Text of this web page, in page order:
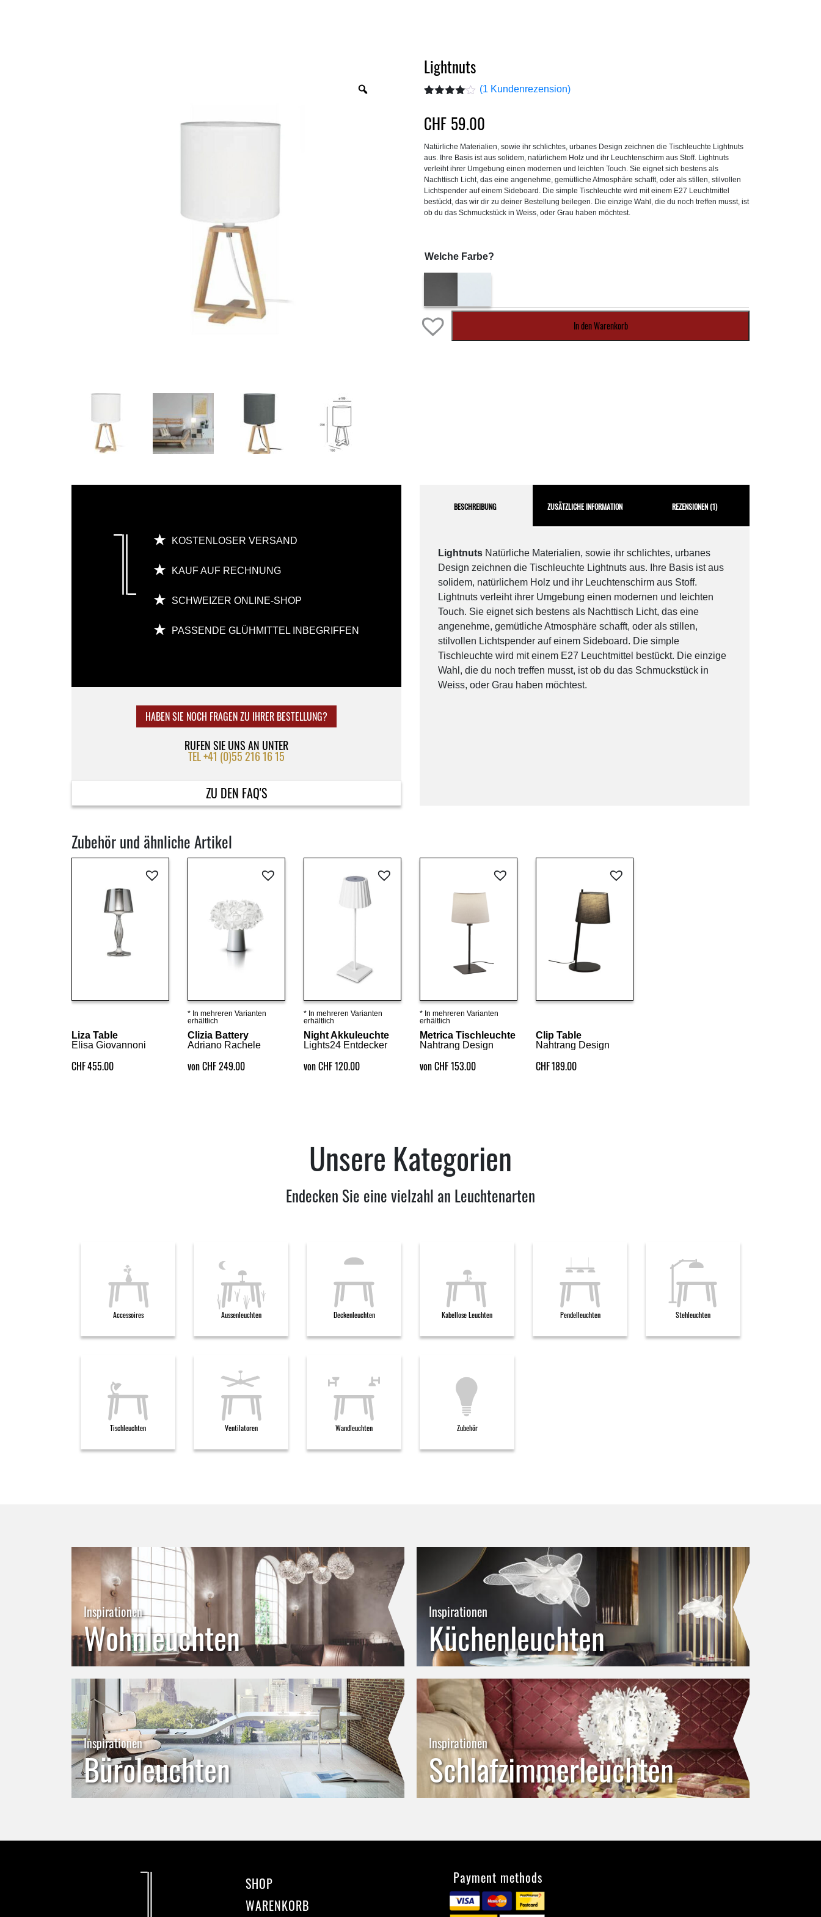
Lightnuts
von 5,
basierend
auf
Kundenbewertung
(1 Kundenrezension)
CHF 59.00
Natürliche Materialien, sowie ihr schlichtes, urbanes Design zeichnen die Tischleuchte Lightnuts
aus. Ihre Basis ist aus solidem, natürlichem Holz und ihr Leuchtenschirm aus Stoff. Lightnuts
verleiht ihrer Umgebung einen modernen und leichten Touch. Sie eignet sich bestens als
Nachttisch Licht, das eine angenehme, gemütliche Atmosphäre schafft, oder als stillen, stilvollen
Lichtspender auf einem Sideboard. Die simple Tischleuchte wird mit einem E27 Leuchtmittel
bestückt, das wir dir zu deiner Bestellung beilegen. Die einzige Wahl, die du noch treffen musst, ist
ob du das Schmuckstück in Weiss, oder Grau haben möchtest.
Welche Farbe?
In den Warenkorb
KOSTENLOSER VERSAND
KAUF AUF RECHNUNG
SCHWEIZER ONLINE-SHOP
PASSENDE GLÜHMITTEL INBEGRIFFEN
HABEN SIE NOCH FRAGEN ZU IHRER BESTELLUNG?
RUFEN SIE UNS AN UNTER
TEL +41 (0)55 216 16 15
ZU DEN FAQ'S
BESCHREIBUNG ZUSÄTZLICHE INFORMATION REZENSIONEN (1)
Lightnuts Natürliche Materialien, sowie ihr schlichtes, urbanes
Design zeichnen die Tischleuchte Lightnuts aus. Ihre Basis ist aus
solidem, natürlichem Holz und ihr Leuchtenschirm aus Stoff.
Lightnuts verleiht ihrer Umgebung einen modernen und leichten
Touch. Sie eignet sich bestens als Nachttisch Licht, das eine
angenehme, gemütliche Atmosphäre schafft, oder als stillen,
stilvollen Lichtspender auf einem Sideboard. Die simple
Tischleuchte wird mit einem E27 Leuchtmittel bestückt. Die einzige
Wahl, die du noch treffen musst, ist ob du das Schmuckstück in
Weiss, oder Grau haben möchtest.
Zubehör und ähnliche Artikel
Liza Table
Elisa Giovannoni
CHF455.00
Details ansehen
* In mehreren Varianten
erhältlich
Clizia Battery
Adriano Rachele
von CHF 249.00
Details ansehen
* In mehreren Varianten
erhältlich
Night Akkuleuchte
Lights24 Entdecker
von CHF 120.00
Details ansehen
* In mehreren Varianten
erhältlich
Metrica Tischleuchte
Nahtrang Design
von CHF 153.00
Clip Table
Nahtrang Design
CHF189.00
Unsere Kategorien
Endecken Sie eine vielzahl an Leuchtenarten
Accessoires Aussenleuchten Deckenleuchten Kabellose Leuchten Pendelleuchten Stehleuchten
Tischleuchten Ventilatoren Wandleuchten Zubehör
Inspirationen
Wohnleuchten
Inspirationen
Küchenleuchten
Inspirationen
Büroleuchten
Inspirationen
Schlafzimmerleuchten
SHOP
WARENKORB
Payment methods